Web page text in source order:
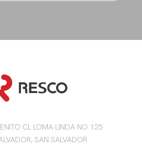
CL LOMA LINDA NO 125
SAN SALVADOR